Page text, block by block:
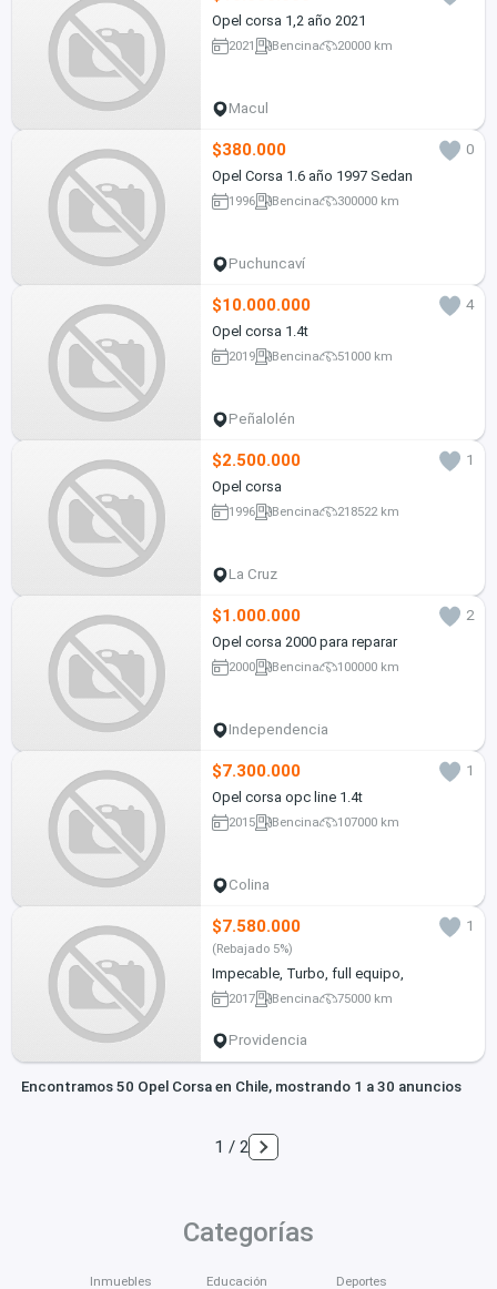
Opel corsa 1,2 año 2021
2021 Bencina 20000 km
Macul
$380.000
0
Opel Corsa 1.6 año 1997 Sedan
1996 Bencina 300000 km
Puchuncaví
$10.000.000
4
Opel corsa 1.4t
2019 Bencina 51000 km
Peñalolén
$2.500.000
1
Opel corsa
1996 Bencina 218522 km
La Cruz
$1.000.000
2
Opel corsa 2000 para reparar
2000 Bencina 100000 km
Independencia
$7.300.000
1
Opel corsa opc line 1.4t
2015 Bencina 107000 km
Colina
$7.580.000 1
(Rebajado 5%)
Impecable, Turbo, full equipo,
2017 Bencina 75000 km
Providencia
Encontramos 50 Opel Corsa en Chile, mostrando 1 a 30 anuncios
1 / 2
Categorías
Inmuebles Educación Deportes